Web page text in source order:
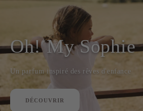
Oh! My Sophie
Un parfum inspiré des rêves d'enfance
DÉCOUVRIR